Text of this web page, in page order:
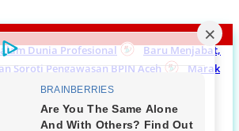
Dunia Profesional
Baru Menjabat,
Soroti Pengawasan BPJN Aceh
Marak